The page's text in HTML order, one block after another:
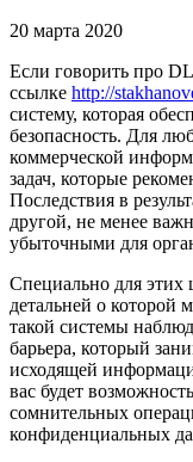
20 марта 2020
Если говорить про
ссылке http://
систему, которая
безопасность. Для
коммерческой
задач, которые
Последствия в
другой, не менее
убыточными для
Специально для этих
детальней о которой
такой системы
барьера, который
исходящей
вас будет
сомнительных
конфиденциальных